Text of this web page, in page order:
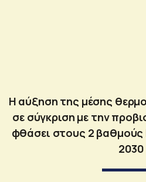
Η αύξηση της μέσης
σε σύγκριση με την
φθάσει στους 2 βαθμούς
2030